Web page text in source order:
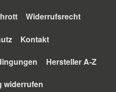
Widerrufsrecht
Kontakt
Hersteller A-Z
widerrufen